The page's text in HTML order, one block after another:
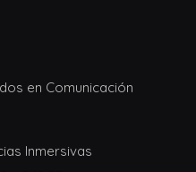
en Comunicación
Inmersivas